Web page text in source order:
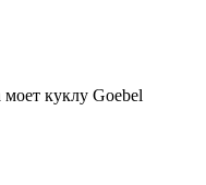
моет куклу Goebel